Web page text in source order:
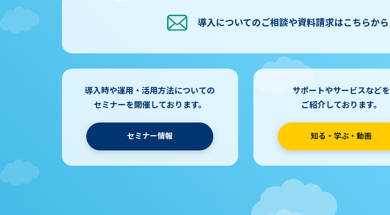
導入についてのご相談や資料請求はこちらから
導入時や運用・活用方法についての
セミナーを開催しております。
セミナー情報
サポートやサービスなどを
ご紹介しております。
知る・学ぶ・動画